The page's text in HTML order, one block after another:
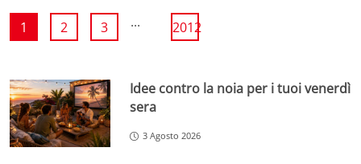
1 2 3 ... 2012
Idee contro la noia per i tuoi venerdì
sera
3 Agosto 2026